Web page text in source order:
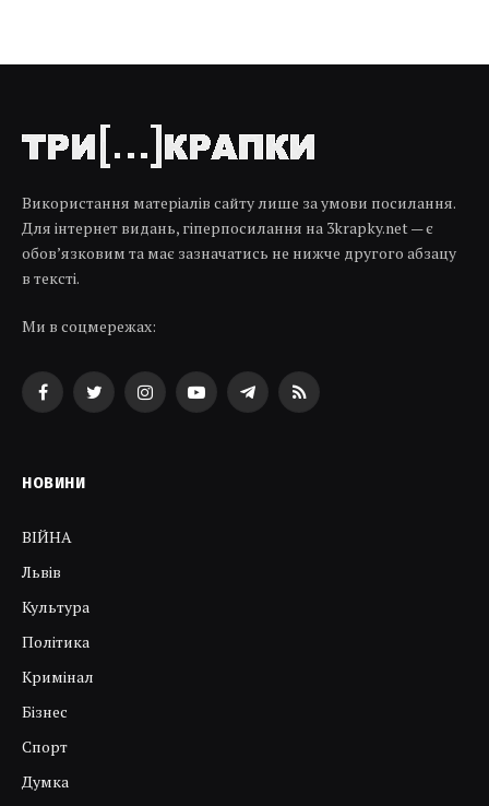
Використання матеріалів сайту лише за умови посилання.
Для інтернет видань, гіперпосилання на 3krapky.net — є
обов’язковим та має зазначатись не нижче другого абзацу
в тексті.
Ми в соцмережах:
FacebookTwitterInstagramYouTubeTelegramRSS
НОВИНИ
ВІЙНА
Львів
Культура
Політика
Кримінал
Бізнес
Спорт
Думка